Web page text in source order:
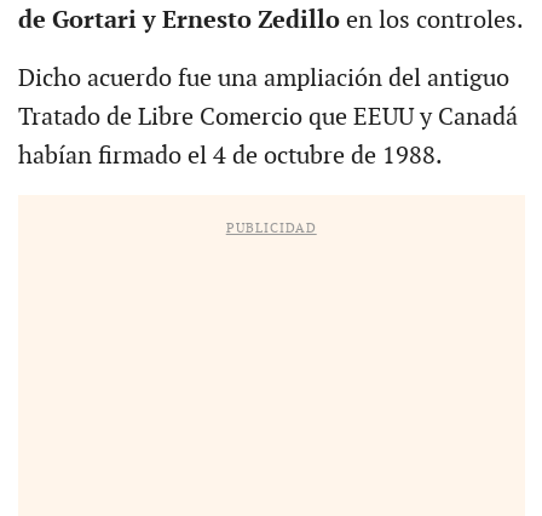
de Gortari y Ernesto Zedillo en los controles.
Dicho acuerdo fue una ampliación del antiguo
Tratado de Libre Comercio que EEUU y Canadá
habían firmado el 4 de octubre de 1988.
PUBLICIDAD